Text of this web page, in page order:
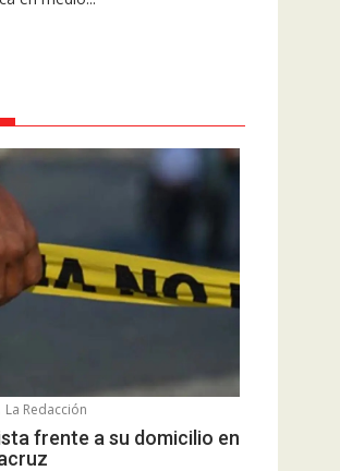
La Redacción
frente a su domicilio en